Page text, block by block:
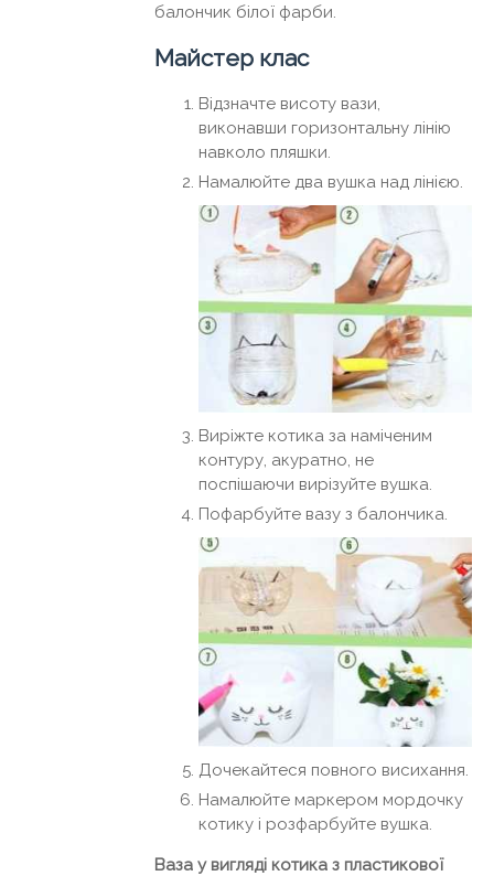
балончик білої фарби.
Майстер клас
Відзначте висоту вази,
виконавши горизонтальну лінію
навколо пляшки.
Намалюйте два вушка над лінією.
Виріжте котика за наміченим
контуру, акуратно, не
поспішаючи вирізуйте вушка.
Пофарбуйте вазу з балончика.
Дочекайтеся повного висихання.
Намалюйте маркером мордочку
котику і розфарбуйте вушка.
Ваза у вигляді котика з пластикової